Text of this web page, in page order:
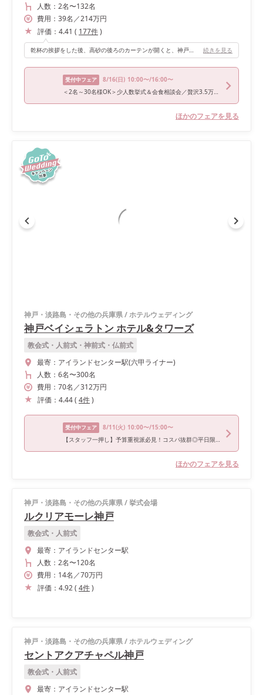
人数： 2名〜132名
費用： 39名 ／214万円
評価： 4.41 ( 177件)
乾杯の挨拶をした後、高砂の後ろのカーテンが開くと、神戸の街並みが一望できるところがポイントです。とても綺麗でした！ 続きを見る
受付中フェア 8/16(日) 10:00〜/16:00〜
＜2名～30名様OK＞少人数挙式＆会食相談会／贅沢3.5万コース試食
ほかのフェアを見る
神戸・淡路島・その他の兵庫県/ホテルウェディング
神戸ベイシェラトン ホテル&タワーズ
教会式・人前式・神前式・仏前式
最寄： アイランドセンター駅(六甲ライナー)
人数： 6名〜300名
費用： 70名 ／312万円
評価： 4.44( 4件)
受付中フェア 8/11(火) 10:00〜/15:00〜
【スタッフ一押し】予算重視派必見！コスパ抜群◎平日限定特典！
ほかのフェアを見る
神戸・淡路島・その他の兵庫県/挙式会場
ルクリアモーレ神戸
教会式・人前式
最寄： アイランドセンター駅
人数： 2名〜120名
費用： 14名 ／70万円
評価： 4.92( 4件)
神戸・淡路島・その他の兵庫県/ホテルウェディング
セントアクアチャペル神戸
教会式・人前式
最寄： アイランドセンター駅